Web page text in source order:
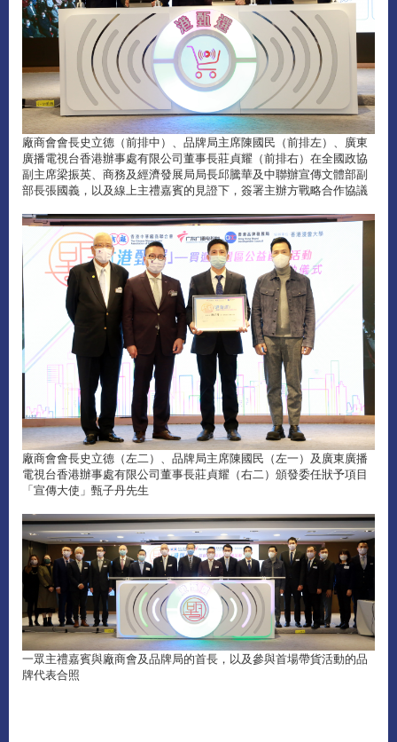
廠商會會長史立德（前排中）、品牌局主席陳國民（前排左）、廣東
廣播電視台香港辦事處有限公司董事長莊貞耀（前排右）在全國政協
副主席梁振英、商務及經濟發展局局長邱騰華及中聯辦宣傳文體部副
部長張國義，以及線上主禮嘉賓的見證下，簽署主辦方戰略合作協議
廠商會會長史立德（左二）、品牌局主席陳國民（左一）及廣東廣播
電視台香港辦事處有限公司董事長莊貞耀（右二）頒發委任狀予項目
「宣傳大使」甄子丹先生
一眾主禮嘉賓與廠商會及品牌局的首長，以及參與首場帶貨活動的品
牌代表合照